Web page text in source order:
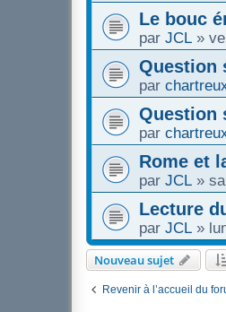
Le bouc
par JCL »
Question
par
Question
par
Rome et
par JCL »
Lecture
par JCL »
Nouveau sujet
Revenir à l’accueil du